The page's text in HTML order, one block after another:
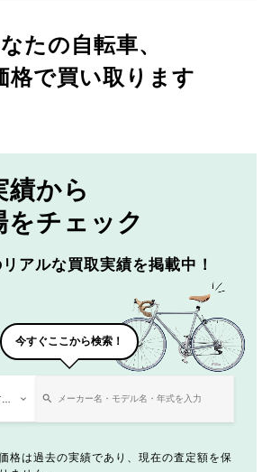
たの自転車、
格で買い取ります
績から
をチェック
アルな買取実績を掲載中！
今すぐここから検索！
格は過去の実績であり、現在の査定額を保